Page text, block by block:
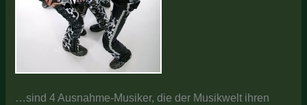
…sind 4 Ausnahme-Musiker, die der Musikwelt ihren